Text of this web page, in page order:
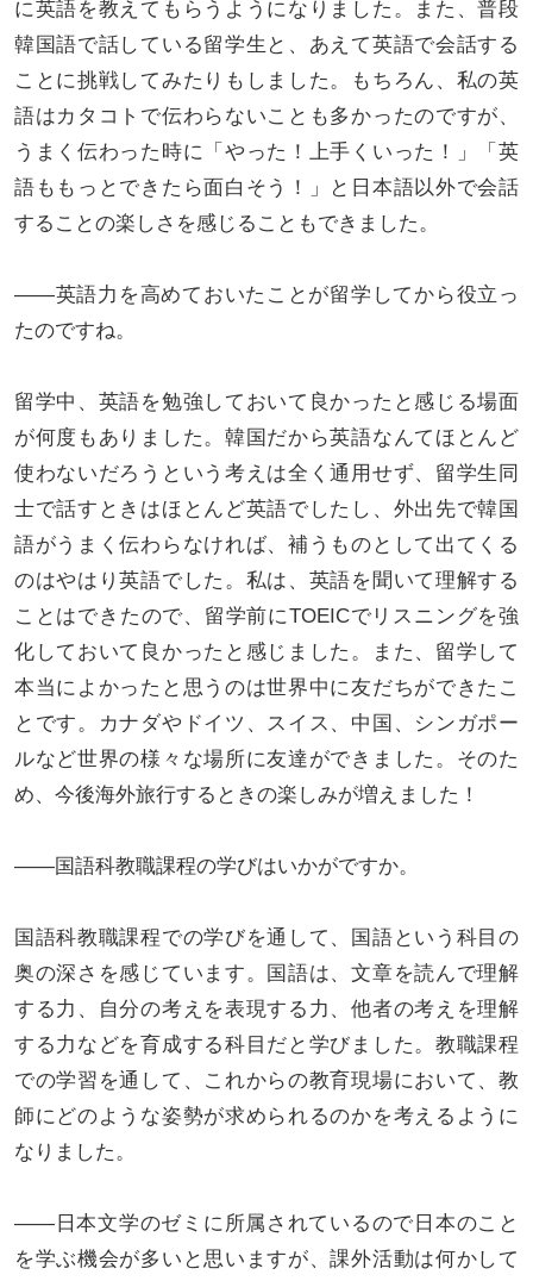
に英語を教えてもらうようになりました。また、普段
韓国語で話している留学生と、あえて英語で会話する
ことに挑戦してみたりもしました。もちろん、私の英
語はカタコトで伝わらないことも多かったのですが、
うまく伝わった時に「やった！上手くいった！」「英
語ももっとできたら面白そう！」と日本語以外で会話
することの楽しさを感じることもできました。
――英語力を高めておいたことが留学してから役立っ
たのですね。
留学中、英語を勉強しておいて良かったと感じる場面
が何度もありました。韓国だから英語なんてほとんど
使わないだろうという考えは全く通用せず、留学生同
士で話すときはほとんど英語でしたし、外出先で韓国
語がうまく伝わらなければ、補うものとして出てくる
のはやはり英語でした。私は、英語を聞いて理解する
ことはできたので、留学前にTOEICでリスニングを強
化しておいて良かったと感じました。また、留学して
本当によかったと思うのは世界中に友だちができたこ
とです。カナダやドイツ、スイス、中国、シンガポー
ルなど世界の様々な場所に友達ができました。そのた
め、今後海外旅行するときの楽しみが増えました！
――国語科教職課程の学びはいかがですか。
国語科教職課程での学びを通して、国語という科目の
奥の深さを感じています。国語は、文章を読んで理解
する力、自分の考えを表現する力、他者の考えを理解
する力などを育成する科目だと学びました。教職課程
での学習を通して、これからの教育現場において、教
師にどのような姿勢が求められるのかを考えるように
なりました。
――日本文学のゼミに所属されているので日本のこと
を学ぶ機会が多いと思いますが、課外活動は何かして